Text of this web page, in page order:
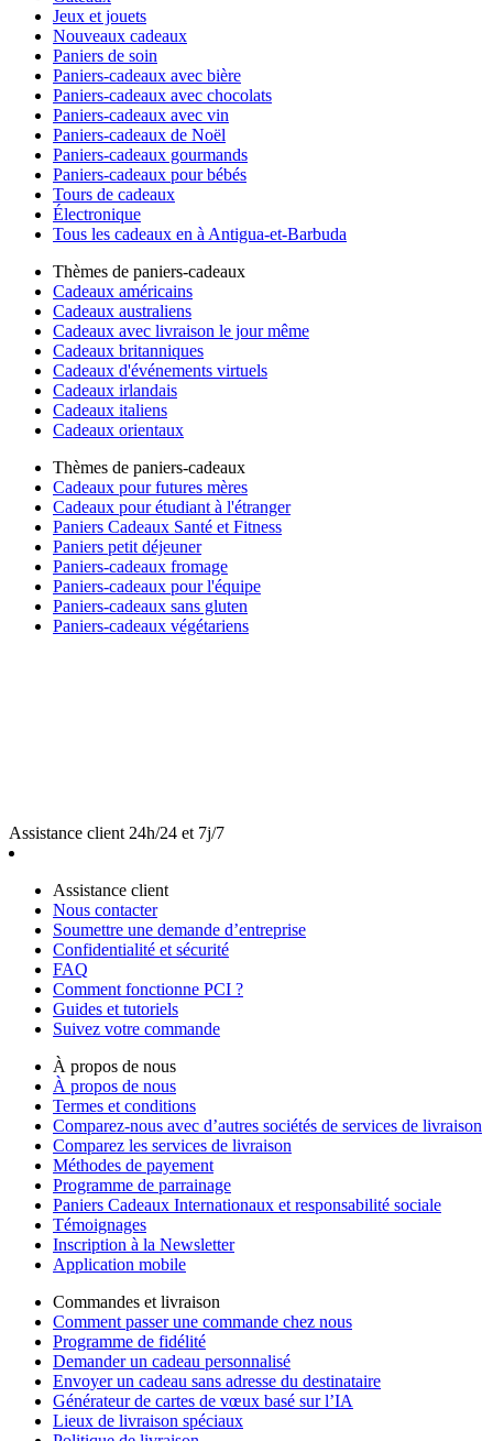
Jeux et jouets
Nouveaux cadeaux
Paniers de soin
Paniers-cadeaux avec bière
Paniers-cadeaux avec chocolats
Paniers-cadeaux avec vin
Paniers-cadeaux de Noël
Paniers-cadeaux gourmands
Paniers-cadeaux pour bébés
Tours de cadeaux
Électronique
Tous les cadeaux en à Antigua-et-Barbuda
Thèmes de paniers-cadeaux
Cadeaux américains
Cadeaux australiens
Cadeaux avec livraison le jour même
Cadeaux britanniques
Cadeaux d'événements virtuels
Cadeaux irlandais
Cadeaux italiens
Cadeaux orientaux
Thèmes de paniers-cadeaux
Cadeaux pour futures mères
Cadeaux pour étudiant à l'étranger
Paniers Cadeaux Santé et Fitness
Paniers petit déjeuner
Paniers-cadeaux fromage
Paniers-cadeaux pour l'équipe
Paniers-cadeaux sans gluten
Paniers-cadeaux végétariens
Assistance client 24h/24 et 7j/7
Assistance client
Nous contacter
Soumettre une demande d’entreprise
Confidentialité et sécurité
FAQ
Comment fonctionne PCI ?
Guides et tutoriels
Suivez votre commande
À propos de nous
À propos de nous
Termes et conditions
Comparez-nous avec d’autres sociétés de services de livraison
Comparez les services de livraison
Méthodes de payement
Programme de parrainage
Paniers Cadeaux Internationaux et responsabilité sociale
Témoignages
Inscription à la Newsletter
Application mobile
Commandes et livraison
Comment passer une commande chez nous
Programme de fidélité
Demander un cadeau personnalisé
Envoyer un cadeau sans adresse du destinataire
Générateur de cartes de vœux basé sur l’IA
Lieux de livraison spéciaux